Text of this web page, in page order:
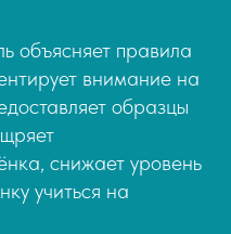
объясняет правила
внимание на
образцы
снижает уровень
учиться на